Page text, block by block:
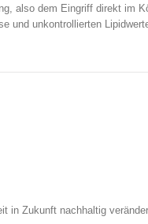
also dem Eingriff direkt im
und unkontrollierten
Zukunft nachhaltig